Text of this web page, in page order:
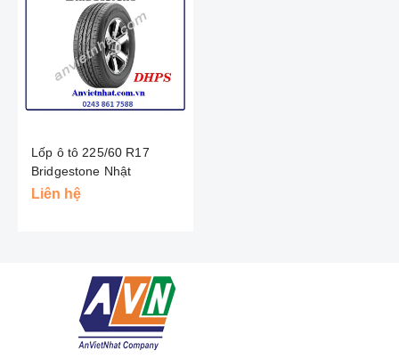
Lốp ô tô 225/60 R17
Bridgestone Nhật
Liên hệ